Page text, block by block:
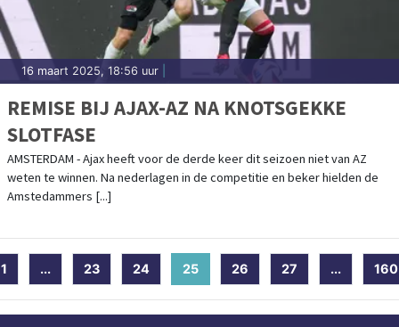
16 maart 2025, 18:56 uur
REMISE BIJ AJAX-AZ NA KNOTSGEKKE
SLOTFASE
AMSTERDAM - Ajax heeft voor de derde keer dit seizoen niet van AZ
weten te winnen. Na nederlagen in de competitie en beker hielden de
Amstedammers [...]
1 ... 23 24 25 (current)
26 27 ... 160